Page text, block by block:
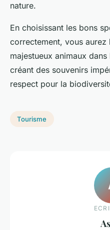
nature.
En choisissant les bons
correctement, vous aurez
majestueux animaux
créant des souvenirs
respect pour la
Tourisme